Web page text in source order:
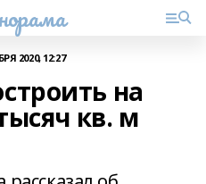
2020, 12:27
на
кв. м